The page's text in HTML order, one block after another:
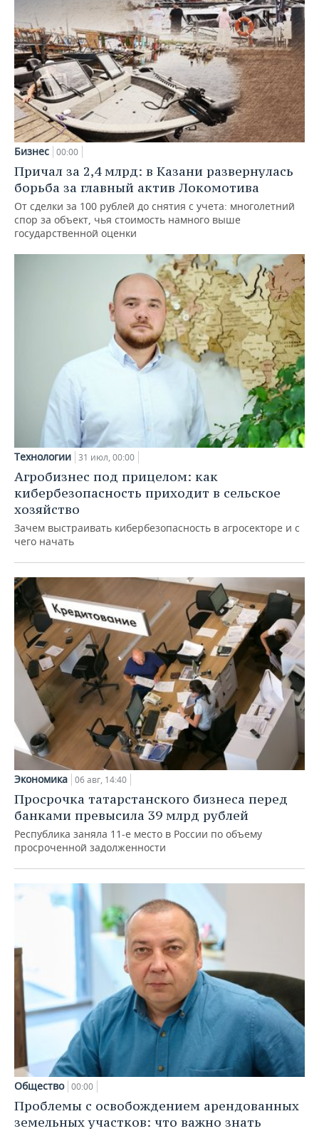
Бизнес 00:00
Причал за 2,4 млрд: в Казани развернулась
борьба за главный актив Локомотива
От сделки за 100 рублей до снятия с учета: многолетний
спор за объект, чья стоимость намного выше
государственной оценки
Технологии 31 июл, 00:00
Агробизнес под прицелом: как
кибербезопасность приходит в сельское
хозяйство
Зачем выстраивать кибербезопасность в агросекторе и с
чего начать
Экономика 06 авг, 14:40
Просрочка татарстанского бизнеса перед
банками превысила 39 млрд рублей
Республика заняла 11-е место в России по объему
просроченной задолженности
Общество 00:00
Проблемы с освобождением арендованных
земельных участков: что важно знать